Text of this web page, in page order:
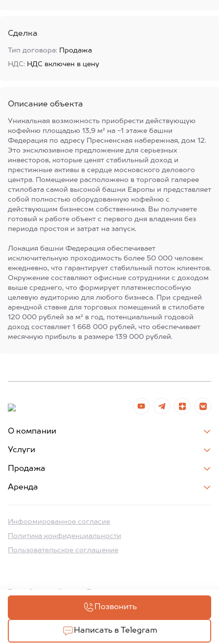
Позвонить
Написать в Telegram
Сделка
Тип договора: Продажа
НДС: НДС включен в цену
Описание объекта
Уникальная возможность приобрести действующую
кофейню площадью 13,9 м² на -1 этаже башни
Федерация по адресу Пресненская набережная, дом 12.
Это эксклюзивное предложение для серьезных
инвесторов, которые ценят стабильный доход и
престижные активы в сердце московского делового
центра. Помещение расположено в торговой галерее
стилобата самой высокой башни Европы и представляет
собой полностью оборудованную кофейню с
действующим бизнесом собственника. Вы получаете
готовый к работе объект с первого дня владения без
периода простоя и затрат на запуск.
Локация башни Федерация обеспечивает
исключительную проходимость более 50 000 человек
ежедневно, что гарантирует стабильный поток клиентов.
Окружение составляют офисные сотрудники с доходом
выше среднего, что формирует платежеспособную
целевую аудиторию для любого бизнеса. При средней
арендной ставке для торговых помещений в стилобате
120 000 рублей за м² в год, потенциальный годовой
доход составляет 1 668 000 рублей, что обеспечивает
месячную прибыль в размере 139 000 рублей.
О компании
Услуги
Продажа
Аренда
Информированное согласие
Политика конфиденциальности
Пользовательское соглашение